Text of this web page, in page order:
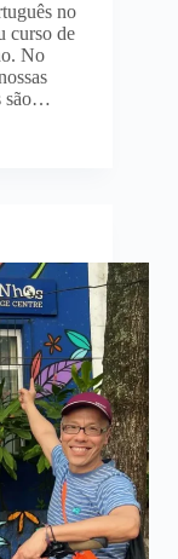
no
curso de
No
são…